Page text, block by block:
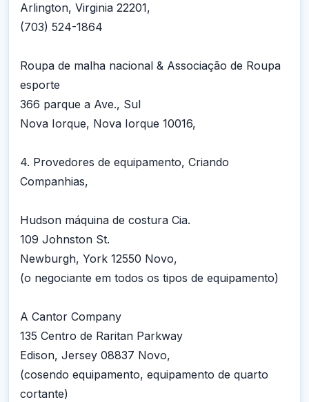
Arlington, Virginia 22201,
(703) 524-1864
Roupa de malha nacional & Associação de Roupa
esporte
366 parque a Ave., Sul
Nova Iorque, Nova Iorque 10016,
4. Provedores de equipamento, Criando
Companhias,
Hudson máquina de costura Cia.
109 Johnston St.
Newburgh, York 12550 Novo,
(o negociante em todos os tipos de equipamento)
A Cantor Company
135 Centro de Raritan Parkway
Edison, Jersey 08837 Novo,
(cosendo equipamento, equipamento de quarto
cortante)